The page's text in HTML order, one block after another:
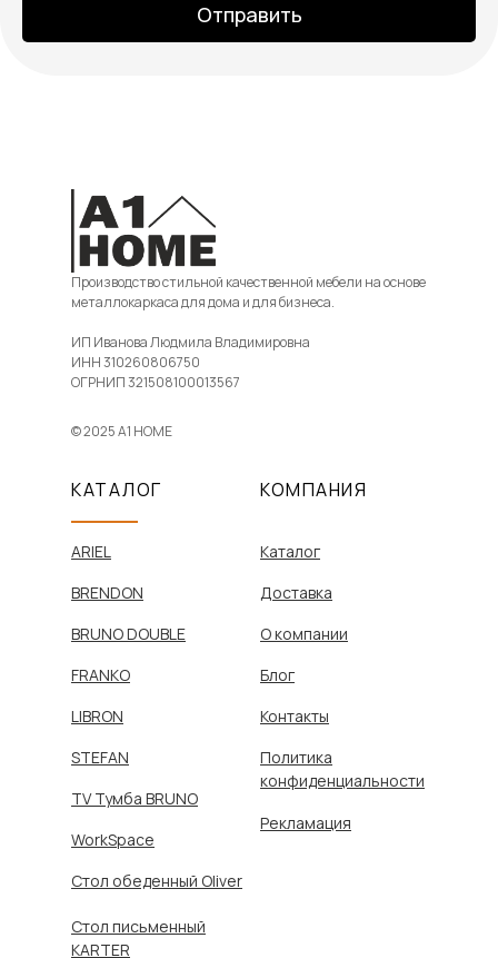
Отправить
Производство стильной качественной мебели на основе
металлокаркаса для дома и для бизнеса.
ИП Иванова Людмила Владимировна
ИНН 310260806750
ОГРНИП 321508100013567
© 2025 A1 HOME
КАТАЛОГ
ARIEL
BRENDON
BRUNO DOUBLE
FRANKO
LIBRON
STEFAN
TV Тумба BRUNO
WorkSpace
Стол письменный
KARTER
Стол обеденный Oliver
КОМПАНИЯ
Каталог
Доставка
О компании
Блог
Политика
конфиденциальности
Контакты
Рекламация